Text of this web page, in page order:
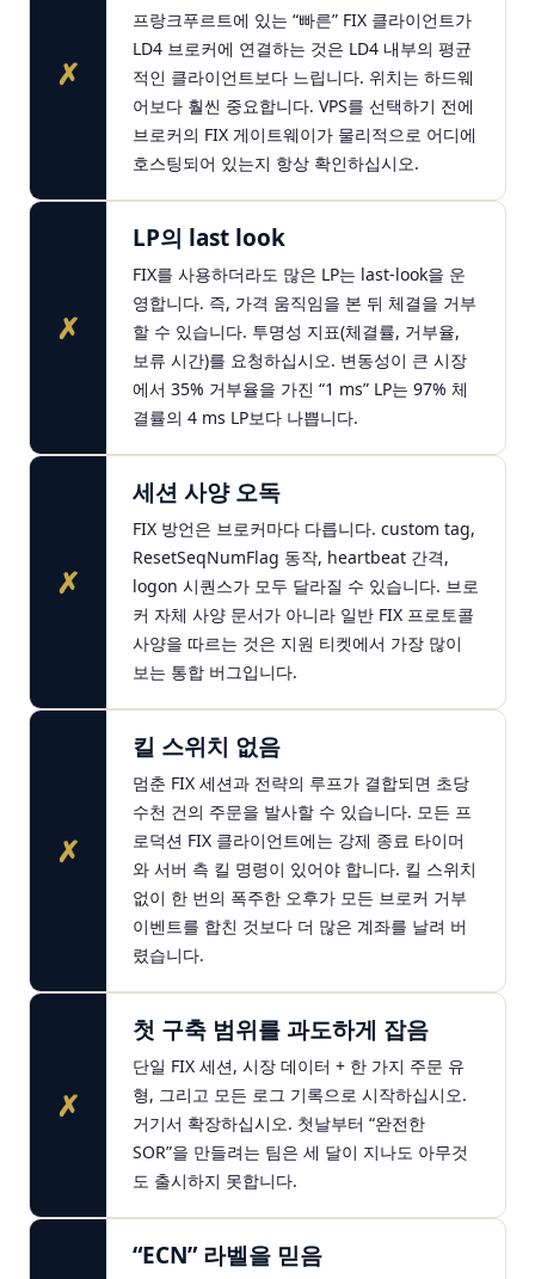
✗
프랑크푸르트에 있는 “빠른” FIX 클라이언트가
LD4 브로커에 연결하는 것은 LD4 내부의 평균
적인 클라이언트보다 느립니다. 위치는 하드웨
어보다 훨씬 중요합니다. VPS를 선택하기 전에
브로커의 FIX 게이트웨이가 물리적으로 어디에
호스팅되어 있는지 항상 확인하십시오.
✗
LP의 last look
FIX를 사용하더라도 많은 LP는 last-look을 운
영합니다. 즉, 가격 움직임을 본 뒤 체결을 거부
할 수 있습니다. 투명성 지표(체결률, 거부율,
보류 시간)를 요청하십시오. 변동성이 큰 시장
에서 35% 거부율을 가진 “1 ms” LP는 97% 체
결률의 4 ms LP보다 나쁩니다.
✗
세션 사양 오독
FIX 방언은 브로커마다 다릅니다. custom tag,
ResetSeqNumFlag 동작, heartbeat 간격,
logon 시퀀스가 모두 달라질 수 있습니다. 브로
커 자체 사양 문서가 아니라 일반 FIX 프로토콜
사양을 따르는 것은 지원 티켓에서 가장 많이
보는 통합 버그입니다.
✗
킬 스위치 없음
멈춘 FIX 세션과 전략의 루프가 결합되면 초당
수천 건의 주문을 발사할 수 있습니다. 모든 프
로덕션 FIX 클라이언트에는 강제 종료 타이머
와 서버 측 킬 명령이 있어야 합니다. 킬 스위치
없이 한 번의 폭주한 오후가 모든 브로커 거부
이벤트를 합친 것보다 더 많은 계좌를 날려 버
렸습니다.
✗
첫 구축 범위를 과도하게 잡음
단일 FIX 세션, 시장 데이터 + 한 가지 주문 유
형, 그리고 모든 로그 기록으로 시작하십시오.
거기서 확장하십시오. 첫날부터 “완전한
SOR”을 만들려는 팀은 세 달이 지나도 아무것
도 출시하지 못합니다.
“ECN” 라벨을 믿음